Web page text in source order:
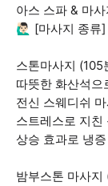
아스 스파 & 마
🙋🏻‍♂️ [마사지 종류]
스톤마사지 (105
따뜻한 화산석으
전신 스웨디쉬
스트레스로 지친
상승 효과로 냉
밤부스톤 마사지